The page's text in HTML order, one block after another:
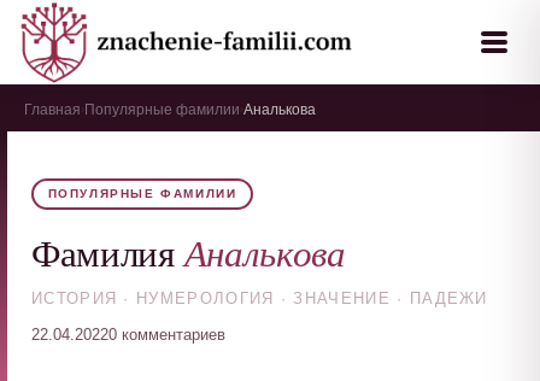
Главная Популярные фамилии Аналькова
ПОПУЛЯРНЫЕ ФАМИЛИИ
ФамилияАналькова
ИСТОРИЯ · НУМЕРОЛОГИЯ · ЗНАЧЕНИЕ · ПАДЕЖИ
22.04.20220 комментариев